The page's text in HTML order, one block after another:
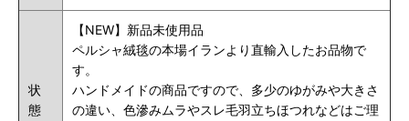
状
態
【NEW】新品未使用品
ペルシャ絨毯の本場イランより直輸入したお品物で
す。
ハンドメイドの商品ですので、多少のゆがみや大きさ
の違い、色滲みムラやスレ毛羽立ちほつれなどはご理